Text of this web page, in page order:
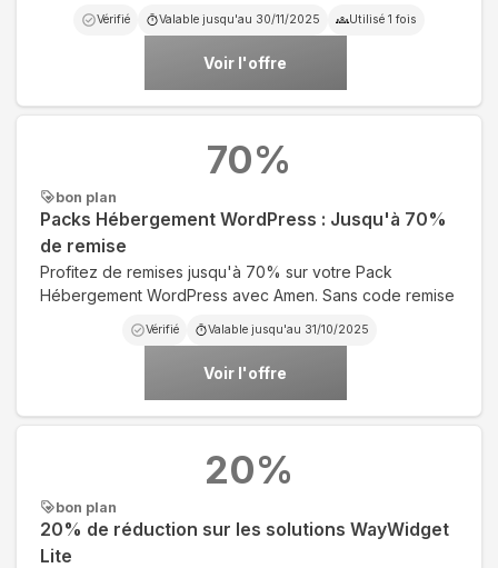
Vérifié Valable jusqu'au 30/11/2025 Utilisé 1 fois
Voir l'offre
bon plan
Packs Hébergement WordPress : Jusqu'à 70%
de remise
Profitez de remises jusqu'à 70% sur votre Pack
Hébergement WordPress avec Amen. Sans code remise
Vérifié Valable jusqu'au 31/10/2025
Voir l'offre
70%
bon plan
20% de réduction sur les solutions WayWidget
Lite
20%